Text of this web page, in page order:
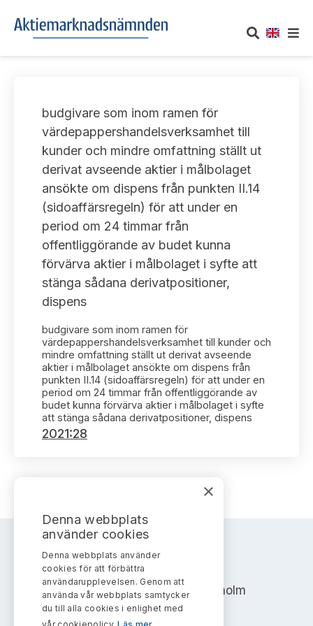
Om oss
Vårt uppdrag
Informationsgivning
Arbetssätt och jävsfrågor
Stadgar
Arbetsordning
Ledamöter
Huvudmän
Verksamhetsberättelser
Publikationer och anföranden
UTTALANDEN
Om nämndens uttalanden
Framställningar och konsultation
Uttalanden sorterade efter publiceringsdatum
Samtliga uttalanden sorterade årsvis
Uttalanden sorterade ämnesvis
Sök uttalanden
Avgifter
Prenumerera
TAKEOVER-REGLER
Takeover-regler för reglerade marknader och vissa
handelsplattformar
AKTUELLT
Nyheter och pressmeddelanden
Prenumerera
KONTAKT
Kontakt angående ansökningar och uttalanden
budgivare som inom ramen för
värdepappershandelsverksamhet till
kunder och mindre omfattning ställt ut
derivat avseende aktier i målbolaget
ansökte om dispens från punkten II.14
(sidoaffärsregeln) för att under en
period om 24 timmar från
offentliggörande av budet kunna
förvärva aktier i målbolaget i syfte att
stänga sådana derivatpositioner,
dispens
budgivare som inom ramen för
värdepappershandelsverksamhet till kunder och
mindre omfattning ställt ut derivat avseende
aktier i målbolaget ansökte om dispens från
punkten II.14 (sidoaffärsregeln) för att under en
period om 24 timmar från offentliggörande av
budet kunna förvärva aktier i målbolaget i syfte
att stänga sådana derivatpositioner, dispens
2021:28
AKTIEMARKNADSNÄMNDEN
Address: Box 7354, 103 90 Stockholm
info@aktiemarknadsnamnden.se
×
Denna webbplats
använder cookies
Denna webbplats använder
cookies för att förbättra
användarupplevelsen. Genom att
använda vår webbplats samtycker
du till alla cookies i enlighet med